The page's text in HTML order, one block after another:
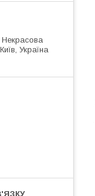
Некрасова
Україна